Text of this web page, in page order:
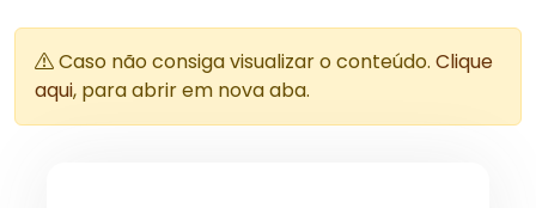
Caso não consiga visualizar o conteúdo. Clique
aqui, para abrir em nova aba.